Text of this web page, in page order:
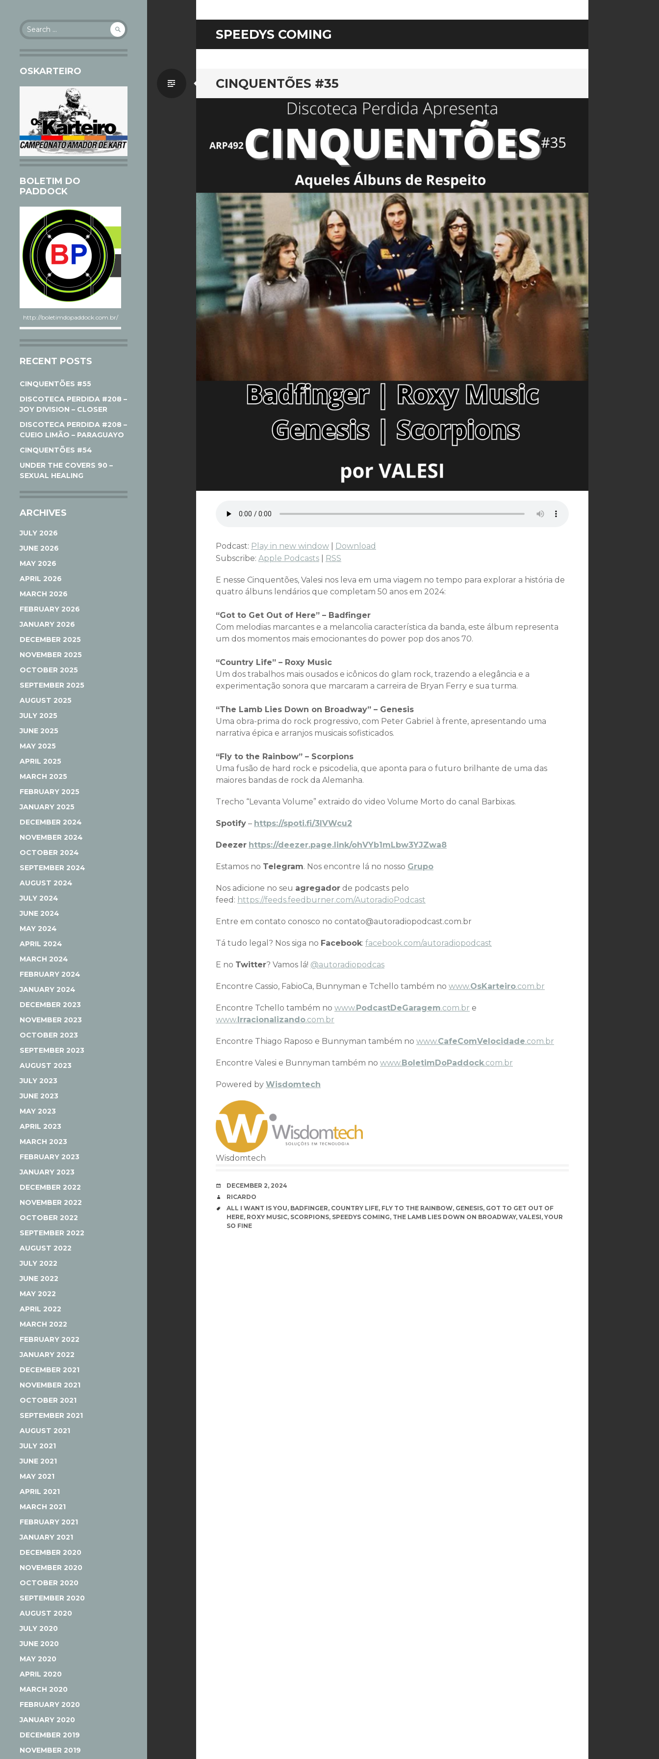
Search
for:
OSKARTEIRO
BOLETIM DO
PADDOCK
http://boletimdopaddock.com.br/
RECENT POSTS
CINQUENTÕES #55
DISCOTECA PERDIDA #208 –
JOY DIVISION – CLOSER
DISCOTECA PERDIDA #208 –
CUEIO LIMÃO – PARAGUAYO
CINQUENTÕES #54
UNDER THE COVERS 90 –
SEXUAL HEALING
ARCHIVES
JULY 2026
JUNE 2026
MAY 2026
APRIL 2026
MARCH 2026
FEBRUARY 2026
JANUARY 2026
DECEMBER 2025
NOVEMBER 2025
OCTOBER 2025
SEPTEMBER 2025
AUGUST 2025
JULY 2025
JUNE 2025
MAY 2025
APRIL 2025
MARCH 2025
FEBRUARY 2025
JANUARY 2025
DECEMBER 2024
NOVEMBER 2024
OCTOBER 2024
SEPTEMBER 2024
AUGUST 2024
JULY 2024
JUNE 2024
MAY 2024
APRIL 2024
MARCH 2024
FEBRUARY 2024
JANUARY 2024
DECEMBER 2023
NOVEMBER 2023
OCTOBER 2023
SEPTEMBER 2023
AUGUST 2023
JULY 2023
JUNE 2023
MAY 2023
APRIL 2023
MARCH 2023
FEBRUARY 2023
JANUARY 2023
DECEMBER 2022
NOVEMBER 2022
OCTOBER 2022
SEPTEMBER 2022
AUGUST 2022
JULY 2022
JUNE 2022
MAY 2022
APRIL 2022
MARCH 2022
FEBRUARY 2022
JANUARY 2022
DECEMBER 2021
NOVEMBER 2021
OCTOBER 2021
SEPTEMBER 2021
AUGUST 2021
JULY 2021
JUNE 2021
MAY 2021
APRIL 2021
MARCH 2021
FEBRUARY 2021
JANUARY 2021
DECEMBER 2020
NOVEMBER 2020
OCTOBER 2020
SEPTEMBER 2020
AUGUST 2020
JULY 2020
JUNE 2020
MAY 2020
APRIL 2020
MARCH 2020
FEBRUARY 2020
JANUARY 2020
DECEMBER 2019
NOVEMBER 2019
SPEEDYS COMING
CINQUENTÕES #35
Standard
Podcast: Play in new window
Download
Subscribe: Apple Podcasts RSS
E nesse Cinquentões, Valesi nos leva em uma viagem no tempo para explorar a história de
quatro álbuns lendários que completam 50 anos em 2024:
“Got to Get Out of Here” – Badfinger
Com melodias marcantes e a melancolia característica da banda, este álbum representa
um dos momentos mais emocionantes do power pop dos anos 70.
“Country Life” – Roxy Music
Um dos trabalhos mais ousados e icônicos do glam rock, trazendo a elegância e a
experimentação sonora que marcaram a carreira de Bryan Ferry e sua turma.
“The Lamb Lies Down on Broadway” – Genesis
Uma obra-prima do rock progressivo, com Peter Gabriel à frente, apresentando uma
narrativa épica e arranjos musicais sofisticados.
“Fly to the Rainbow” – Scorpions
Uma fusão de hard rock e psicodelia, que aponta para o futuro brilhante de uma das
maiores bandas de rock da Alemanha.
Trecho “Levanta Volume” extraido do video Volume Morto do canal Barbixas.
Spotify – https://spoti.fi/3IVWcu2
Deezer https://deezer.page.link/ohVYb1mLbw3YJZwa8
Estamos no Telegram. Nos encontre lá no nosso Grupo
Nos adicione no seu agregador de podcasts pelo
feed: https://feeds.feedburner.com/AutoradioPodcast
Entre em contato conosco no contato@autoradiopodcast.com.br
Tá tudo legal? Nos siga no Facebook: facebook.com/autoradiopodcast
E no Twitter? Vamos lá! @autoradiopodcas
Encontre Cassio, FabioCa, Bunnyman e Tchello também no www.OsKarteiro.com.br
Encontre Tchello também no www.PodcastDeGaragem.com.br e
www.Irracionalizando.com.br
Encontre Thiago Raposo e Bunnyman também no www.CafeComVelocidade.com.br
Encontre Valesi e Bunnyman também no www.BoletimDoPaddock.com.br
Powered by Wisdomtech
Wisdomtech
DATE
DECEMBER 2, 2024
AUTHOR
RICARDO
TAGS
ALL I WANT IS YOU, BADFINGER, COUNTRY LIFE, FLY TO THE RAINBOW, GENESIS, GOT TO GET OUT OF
HERE, ROXY MUSIC, SCORPIONS, SPEEDYS COMING, THE LAMB LIES DOWN ON BROADWAY, VALESI, YOUR
SO FINE